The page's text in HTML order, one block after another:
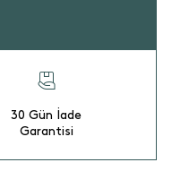
30 Gün İade
Garantisi